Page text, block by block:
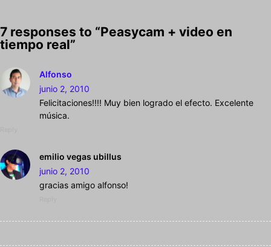
7 responses to “Peasycam + video en
tiempo real”
Alfonso
junio 2, 2010
Felicitaciones!!!! Muy bien logrado el efecto. Excelente
música.
emilio vegas ubillus
junio 2, 2010
gracias amigo alfonso!